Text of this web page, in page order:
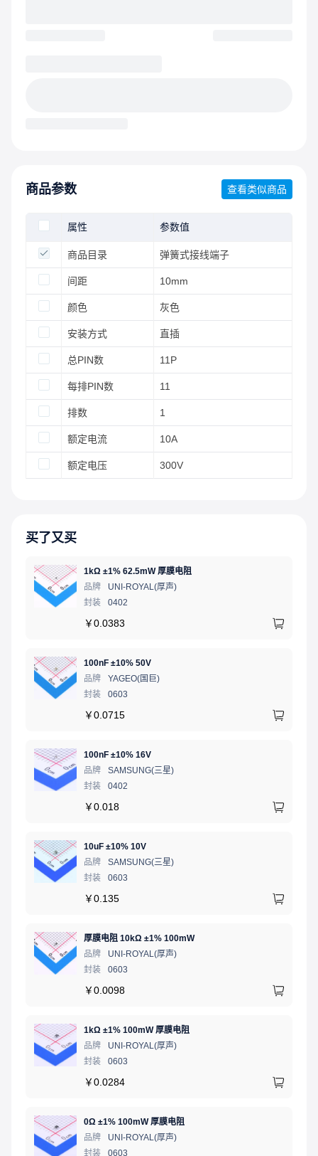
商品参数 查看类似商品
属性 参数值
商品目录 弹簧式接线端子
间距 10mm
颜色 灰色
安装方式 直插
总PIN数 11P
每排PIN数 11
排数 1
额定电流 10A
额定电压 300V
买了又买
1kΩ ±1% 62.5mW 厚膜电阻
品牌
UNI-ROYAL(厚声)
封装
0402
￥0.0383
100nF ±10% 50V
品牌
YAGEO(国巨)
封装
0603
￥0.0715
100nF ±10% 16V
品牌
SAMSUNG(三星)
封装
0402
￥0.018
10uF ±10% 10V
品牌
SAMSUNG(三星)
封装
0603
￥0.135
厚膜电阻 10kΩ ±1% 100mW
品牌
UNI-ROYAL(厚声)
封装
0603
￥0.0098
1kΩ ±1% 100mW 厚膜电阻
品牌
UNI-ROYAL(厚声)
封装
0603
￥0.0284
0Ω ±1% 100mW 厚膜电阻
品牌
UNI-ROYAL(厚声)
封装
0603